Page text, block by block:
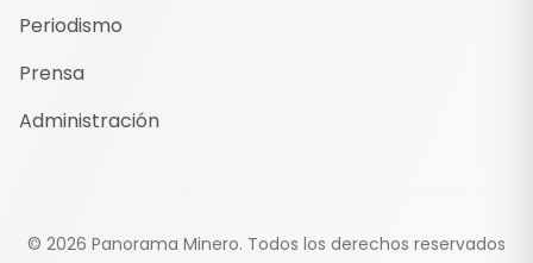
Periodismo
Prensa
Administración
© 2026 Panorama Minero. Todos los derechos reservados